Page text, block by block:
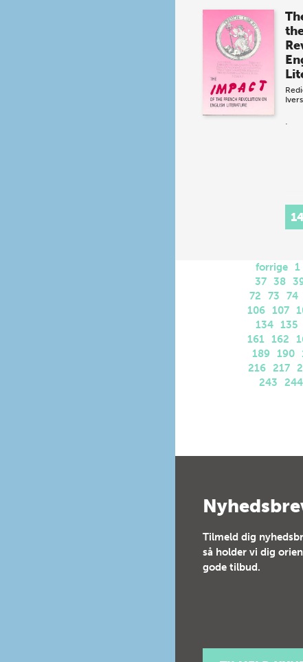
.
forrige 1
37 38
72
73 74
106 107
134 135
161 162
189 190
216 217
243
244
Tilmeld dig
så holder vi dig
gode tilbud.